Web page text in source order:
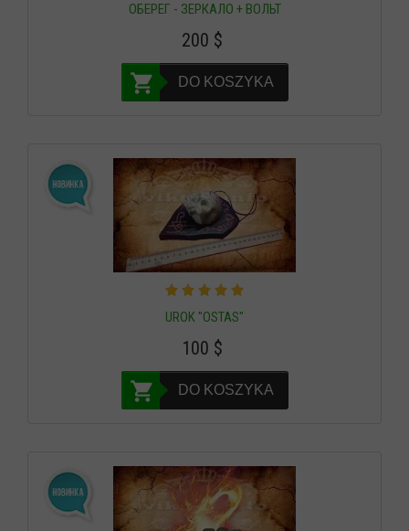
ОБЕРЕГ - ЗЕРКАЛО + ВОЛЬТ
200 $
DO KOSZYKA
UROK "OSTAS"
100 $
DO KOSZYKA